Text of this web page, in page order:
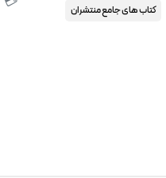
کتاب های جامع منتشران